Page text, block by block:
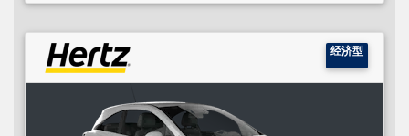
经济型